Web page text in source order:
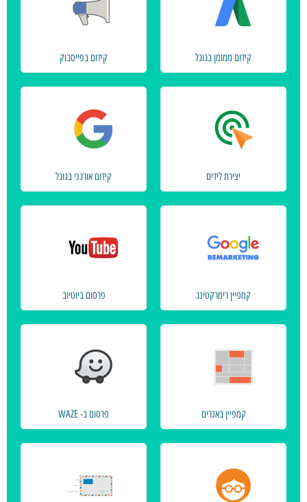
קידום ממומן בגוגל
יצירת לידים
קמפיין רימרקטינג
קידום בפייסבוק
קידום אורגני בגוגל
פרסום ביוטיוב
קמפיין באנרים פרסום ב- WAZE